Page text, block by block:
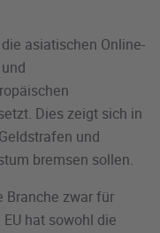
asiatischen Online-
Dies zeigt sich in
und
bremsen sollen.
Branche zwar für
hat sowohl die